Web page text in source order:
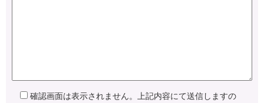
確認画面は表示されません。上記内容にて送信しますの